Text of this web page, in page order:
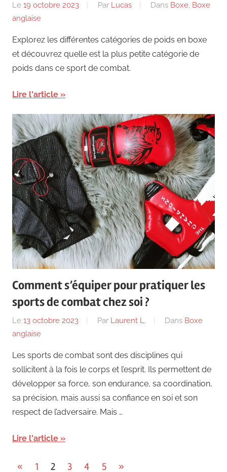
Le 19 octobre 2023 Par Lucas Dans Boxe, Boxe
anglaise
Explorez les différentes catégories de poids en boxe
et découvrez quelle est la plus petite catégorie de
poids dans ce sport de combat.
Lire l'article
Comment s’équiper pour pratiquer les
sports de combat chez soi ?
Le 13 octobre 2023 Par Laurent L. Dans Boxe
anglaise
Les sports de combat sont des disciplines qui
sollicitent à la fois le corps et l’esprit. Ils permettent de
développer sa force, son endurance, sa coordination,
sa précision, mais aussi sa confiance en soi et son
respect de l’adversaire. Mais …
Lire l'article
Pagination
« Previous
1 2 3 4 5 Next
»